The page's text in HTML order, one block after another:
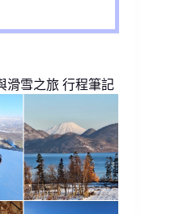
滑雪之旅 行程筆記